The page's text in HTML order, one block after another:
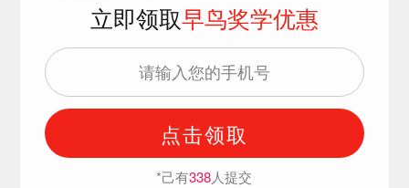
立即领取早鸟奖学优惠
点击领取
*己有338人提交